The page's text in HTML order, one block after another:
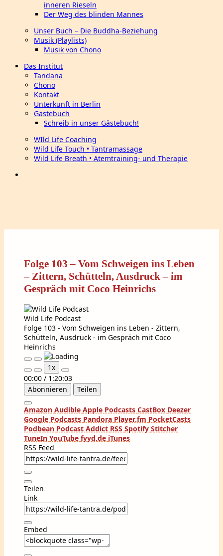
inneren Rieseln
Der Weg des blinden Mannes
Unser Buch – Die Buddha-Beziehung
Musik (Playlists)
Musik von Chono
Das Institut
Tandana
Chono
Kontakt
Unterkunft in Berlin
Gästebuch
Schreib in unser Gästebuch!
WIld Life Coaching
Wild Life Touch • Tantramassage
Wild Life Breath • Atemtraining- und Therapie
Folge 103 – Vom Schweigen ins Leben
– Zittern, Schütteln, Ausdruck – im
Gespräch mit Coco Heinrichs
Wild Life Podcast
Folge 103 - Vom Schweigen ins Leben - Zittern,
Schütteln, Ausdruck - im Gespräch mit Coco
Heinrichs
Play
Episode
Pause
Episode
1x
00:00 / 1:20:03
Abonnieren
Teilen
Amazon Audible Apple Podcasts CastBox Deezer
Google Podcasts Pandora Player.fm PocketCasts
Podbean Podcast Addict RSS Spotify Stitcher
TuneIn YouTube fyyd.de iTunes
RSS Feed
Teilen
Link
Embed